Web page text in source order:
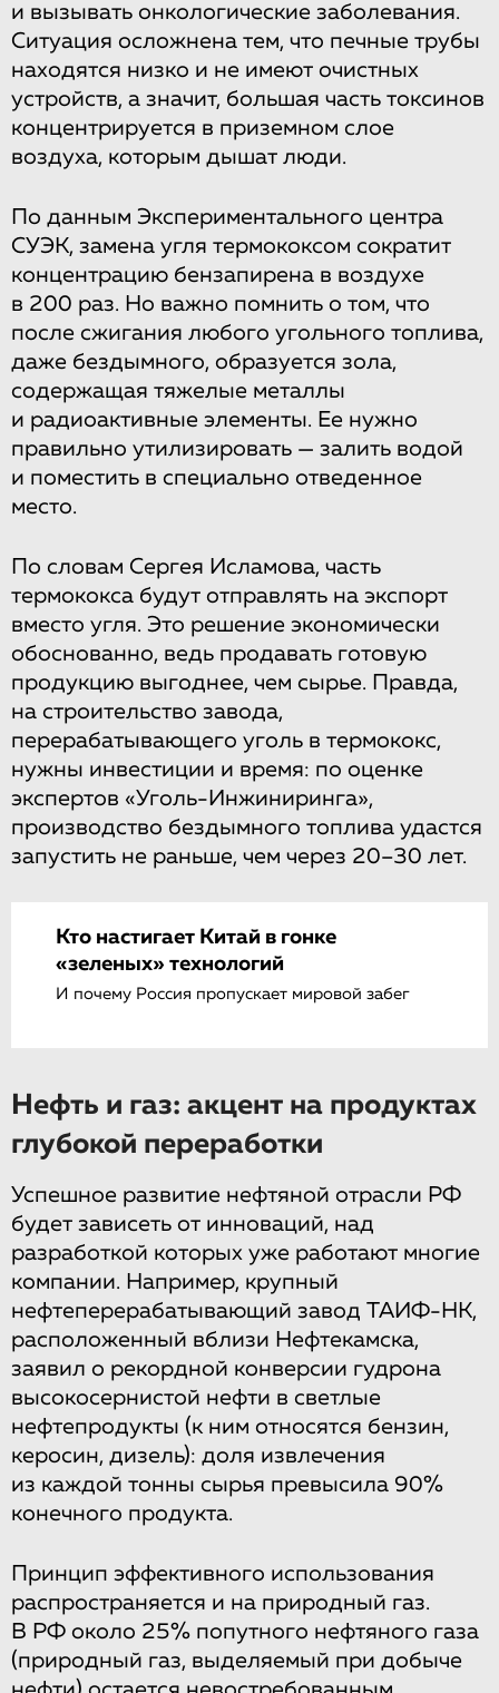
и вызывать онкологические заболевания.
Ситуация осложнена тем, что печные трубы
находятся низко и не имеют очистных
устройств, а значит, большая часть токсинов
концентрируется в приземном слое
воздуха, которым дышат люди.
По данным Экспериментального центра
СУЭК, замена угля термококсом сократит
концентрацию бензапирена в воздухе
в 200 раз. Но важно помнить о том, что
после сжигания любого угольного топлива,
даже бездымного, образуется зола,
содержащая тяжелые металлы
и радиоактивные элементы. Ее нужно
правильно утилизировать — залить водой
и поместить в специально отведенное
место.
По словам Сергея Исламова, часть
термококса будут отправлять на экспорт
вместо угля. Это решение экономически
обоснованно, ведь продавать готовую
продукцию выгоднее, чем сырье. Правда,
на строительство завода,
перерабатывающего уголь в термококс,
нужны инвестиции и время: по оценке
экспертов «Уголь-Инжиниринга»,
производство бездымного топлива удастся
запустить не раньше, чем через 20–30 лет.
Кто настигает Китай в гонке
«зеленых» технологий
И почему Россия пропускает мировой забег
Нефть и газ: акцент на продуктах
глубокой переработки
Успешное развитие нефтяной отрасли РФ
будет зависеть от инноваций, над
разработкой которых уже работают многие
компании. Например, крупный
нефтеперерабатывающий завод ТАИФ-НК,
расположенный вблизи Нефтекамска,
заявил о рекордной конверсии гудрона
высокосернистой нефти в светлые
нефтепродукты (к ним относятся бензин,
керосин, дизель): доля извлечения
из каждой тонны сырья превысила 90%
конечного продукта.
Принцип эффективного использования
распространяется и на природный газ.
В РФ около 25% попутного нефтяного газа
(природный газ, выделяемый при добыче